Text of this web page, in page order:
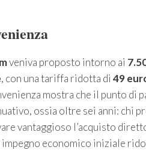
veniva proposto intorno ai
, con una tariffa ridotta di 49
mostra che il punto di
ossia oltre sei anni: chi
vantaggioso l’acquisto
impegno economico iniziale